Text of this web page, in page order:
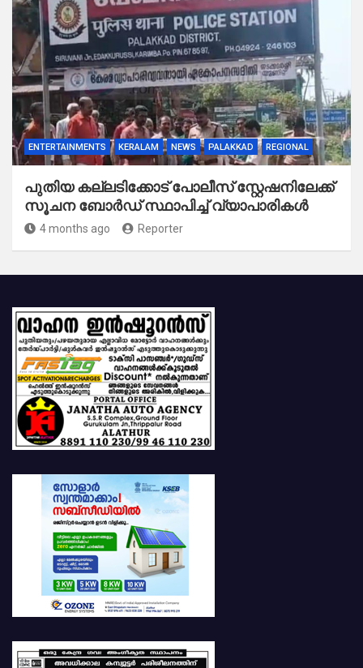
ENTERTAINMENTS KERALAM NEWS PALAKKAD REGIONAL
പുതിയ കല്ലടിക്കോട് പോലീസ് സ്റ്റേഷനിലേക്ക്
സൂചന ബോർഡ് സ്ഥാപിച്ച് വ്യാപാരികൾ
4 months ago Reporter